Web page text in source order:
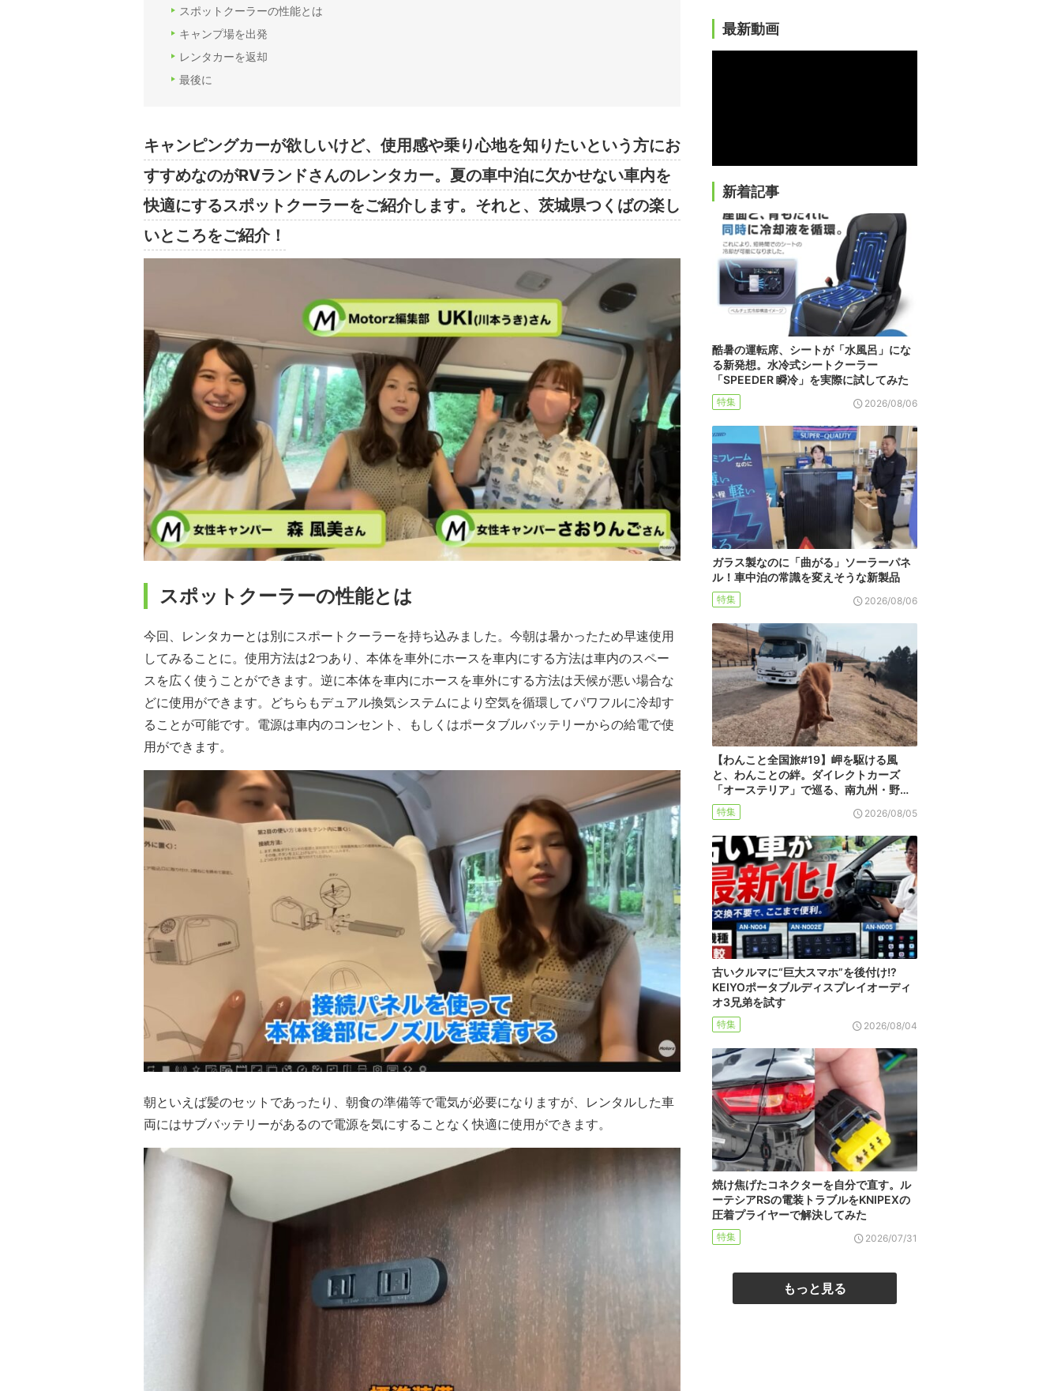
スポットクーラーの性能とは
キャンプ場を出発
レンタカーを返却
最後に
キャンピングカーが欲しいけど、使用感や乗り心地を知りたいという方にお
すすめなのがRVランドさんのレンタカー。夏の車中泊に欠かせない車内を
快適にするスポットクーラーをご紹介します。それと、茨城県つくばの楽し
いところをご紹介！
スポットクーラーの性能とは
今回、レンタカーとは別にスポートクーラーを持ち込みました。今朝は暑かったため早速使用
してみることに。使用方法は2つあり、本体を車外にホースを車内にする方法は車内のスペー
スを広く使うことができます。逆に本体を車内にホースを車外にする方法は天候が悪い場合な
どに使用ができます。どちらもデュアル換気システムにより空気を循環してパワフルに冷却す
ることが可能です。電源は車内のコンセント、もしくはポータブルバッテリーからの給電で使
用ができます。
朝といえば髪のセットであったり、朝食の準備等で電気が必要になりますが、レンタルした車
両にはサブバッテリーがあるので電源を気にすることなく快適に使用ができます。
最新動画
新着記事
酷暑の運転席、シートが「水風呂」にな
る新発想。水冷式シートクーラー
「SPEEDER 瞬冷」を実際に試してみた
特集 2026/08/06
ガラス製なのに「曲がる」ソーラーパネ
ル！車中泊の常識を変えそうな新製品
特集 2026/08/06
【わんこと全国旅#19】岬を駆ける風
と、わんことの絆。ダイレクトカーズ
「オーステリア」で巡る、南九州・野…
特集 2026/08/05
古いクルマに“巨大スマホ”を後付け!?
KEIYOポータブルディスプレイオーディ
オ3兄弟を試す
特集 2026/08/04
焼け焦げたコネクターを自分で直す。ル
ーテシアRSの電装トラブルをKNIPEXの
圧着プライヤーで解決してみた
特集 2026/07/31
もっと見る